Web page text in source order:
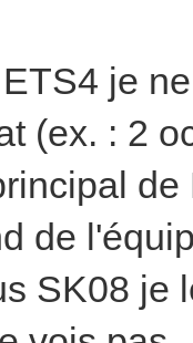
je
(ex. : 2
de
de
SK08 je